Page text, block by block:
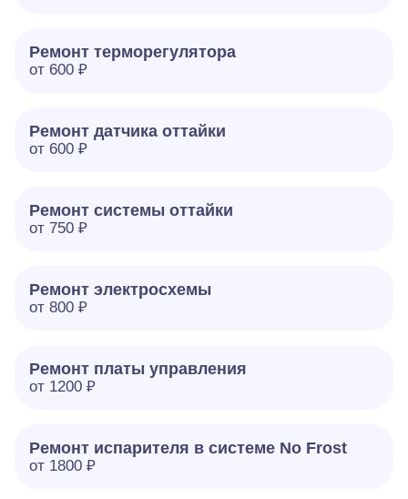
Ремонт терморегулятора
от 600 ₽
Ремонт датчика оттайки
от 600 ₽
Ремонт системы оттайки
от 750 ₽
Ремонт электросхемы
от 800 ₽
Ремонт платы управления
от 1200 ₽
Ремонт испарителя в системе No Frost
от 1800 ₽